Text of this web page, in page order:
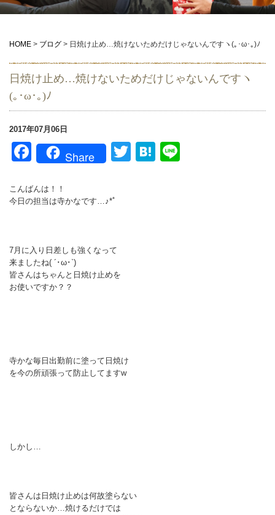
HOME > ブログ > 日焼け止め…焼けないためだけじゃないんですヽ(｡･ω･｡)ﾉ
日焼け止め…焼けないためだけじゃないんですヽ
(｡･ω･｡)ﾉ
2017年07月06日
Facebook
Share TwitterHatena
こんばんは！！
今日の担当は寺かなです…♪*ﾟ
7月に入り日差しも強くなって
来ましたね( ´･ω･`)
皆さんはちゃんと日焼け止めを
お使いですか？？
寺かな毎日出勤前に塗って日焼け
を今の所頑張って防止してますw
しかし…
皆さんは日焼け止めは何故塗らない
とならないか…焼けるだけでは